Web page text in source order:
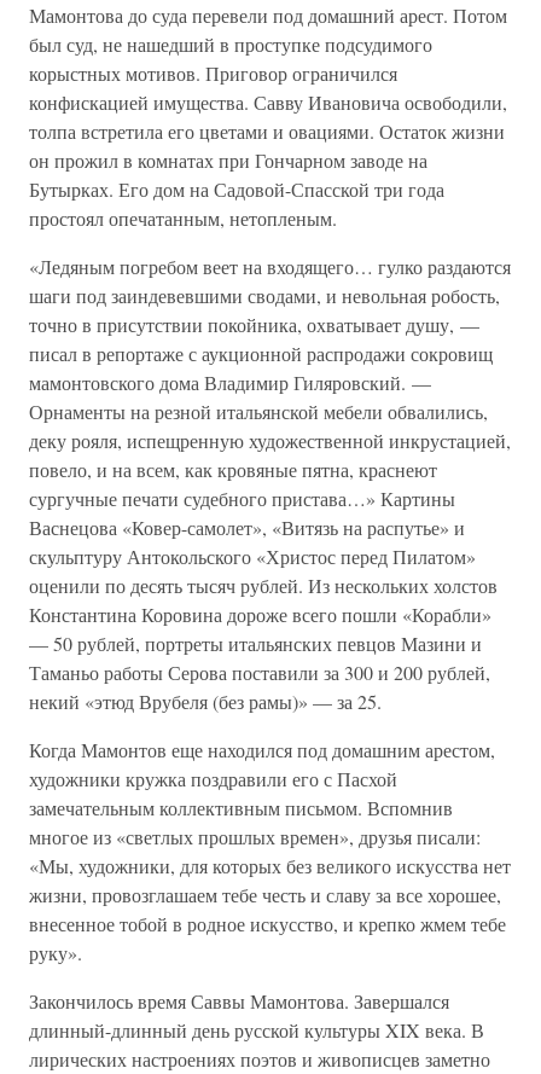
Мамонтова до суда перевели под домашний арест. Потом
был суд, не нашедший в проступке подсудимого
корыстных мотивов. Приговор ограничился
конфискацией имущества. Савву Ивановича освободили,
толпа встретила его цветами и овациями. Остаток жизни
он прожил в комнатах при Гончарном заводе на
Бутырках. Его дом на Садовой-Спасской три года
простоял опечатанным, нетопленым.
«Ледяным погребом веет на входящего… гулко раздаются
шаги под заиндевевшими сводами, и невольная робость,
точно в присутствии покойника, охватывает душу, —
писал в репортаже с аукционной распродажи сокровищ
мамонтовского дома Владимир Гиляровский. —
Орнаменты на резной итальянской мебели обвалились,
деку рояля, испещренную художественной инкрустацией,
повело, и на всем, как кровяные пятна, краснеют
сургучные печати судебного пристава…» Картины
Васнецова «Ковер-самолет», «Витязь на распутье» и
скульптуру Антокольского «Христос перед Пилатом»
оценили по десять тысяч рублей. Из нескольких холстов
Константина Коровина дороже всего пошли «Корабли»
— 50 рублей, портреты итальянских певцов Мазини и
Таманьо работы Серова поставили за 300 и 200 рублей,
некий «этюд Врубеля (без рамы)» — за 25.
Когда Мамонтов еще находился под домашним арестом,
художники кружка поздравили его с Пасхой
замечательным коллективным письмом. Вспомнив
многое из «светлых прошлых времен», друзья писали:
«Мы, художники, для которых без великого искусства нет
жизни, провозглашаем тебе честь и славу за все хорошее,
внесенное тобой в родное искусство, и крепко жмем тебе
руку».
Закончилось время Саввы Мамонтова. Завершался
длинный-длинный день русской культуры XIX века. В
лирических настроениях поэтов и живописцев заметно